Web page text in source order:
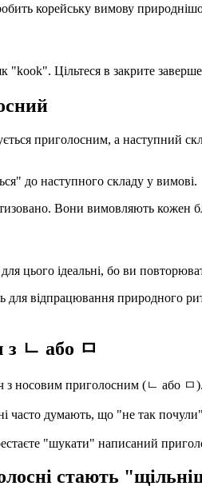
корейську вимову
Цільтеся в закрите
приголосним, а наступний
до наступного складу у вимові.
Вони вимовляють кожен
цього ідеальні, бо ви
для відпрацювання природного
ㄴ або ㅁ
носовим приголосним (ㄴ або
думають, що "не так
"шукати" написаний
стають